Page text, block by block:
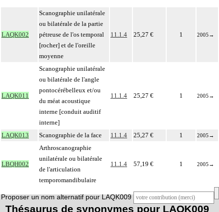
LAQK002
Scanographie unilatérale
ou bilatérale de la partie
pétreuse de l'os temporal
[rocher] et de l'oreille
moyenne
11.1.4 25,27 € 1 2005 →
LAQK011
Scanographie unilatérale
ou bilatérale de l'angle
pontocérébelleux et/ou
du méat acoustique
interne [conduit auditif
interne]
11.1.4 25,27 € 1 2005 →
LAQK013 Scanographie de la face 11.1.4 25,27 € 1 2005 →
LBQH002
Arthroscanographie
unilatérale ou bilatérale
de l'articulation
temporomandibulaire
11.1.4 57,19 € 1 2005 →
Proposer un nom alternatif pour LAQK009
Thésaurus de synonymes pour LAQK009